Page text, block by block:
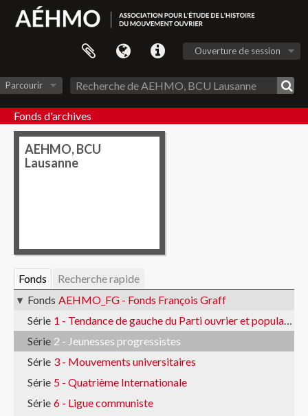
Ouverture de session
Parcourir
Fonds d'archives
AEHMO, BCU
Lausanne
Fonds
Recherche rapide
Fonds AEHMO_FG - Fonds François Graff
Série 1 - Tendance de gauche du Parti ouvrier et populaire vaudois
Série 2 - Jeunesses progressistes
Série 3 - Mouvements universitaires
Série 5 - Quatrième Internationale
Série 6 - Ligue communiste